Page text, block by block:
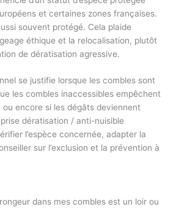
et certaines zones françaises.
souvent protégé. Cela plaide
éthique et la relocalisation, plutôt
de dératisation agressive.
se justifie lorsque les combles sont
les combles inaccessibles empêchent
encore si les dégâts deviennent
dératisation / anti-nuisible
l’espèce concernée, adapter la
sur l’exclusion et la prévention à
dans mes combles est un loir ou